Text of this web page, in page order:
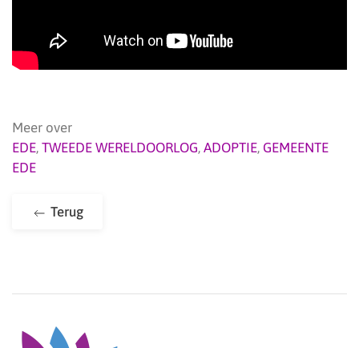
Meer over
EDE, TWEEDE WERELDOORLOG, ADOPTIE, GEMEENTE
EDE
Terug